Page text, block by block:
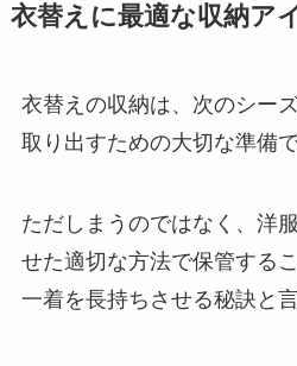
衣替えに最適な収納ア
衣替えの収納は、次のシー
取り出すための大切な準備で
ただしまうのではなく、洋
せた適切な方法で保管する
一着を長持ちさせる秘訣と